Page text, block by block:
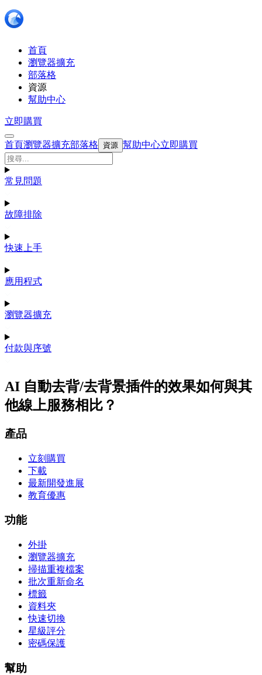
首頁
瀏覽器擴充
部落格
資源
幫助中心
立即購買
首頁瀏覽器擴充部落格 資源 幫助中心立即購買
常見問題
故障排除
快速上手
應用程式
瀏覽器擴充
付款與序號
AI 自動去背/去背景插件的效果如何與其
他線上服務相比？
產品
立刻購買
下載
最新開發進展
教育優惠
功能
外掛
瀏覽器擴充
掃描重複檔案
批次重新命名
標籤
資料夾
快速切換
星級評分
密碼保護
幫助